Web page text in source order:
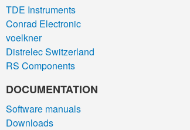
TDE Instruments
Conrad Electronic
voelkner
Distrelec Switzerland
RS Components
DOCUMENTATION
Software manuals
Downloads